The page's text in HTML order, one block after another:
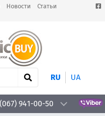
Новости
Статьи
RU UA
941-00-50